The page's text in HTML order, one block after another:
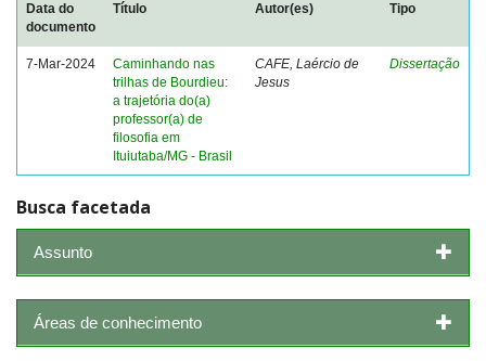
Data do
documento
Título Autor(es) Tipo
7-Mar-2024
Caminhando nas
trilhas de Bourdieu:
a trajetória do(a)
professor(a) de
filosofia em
Ituiutaba/MG - Brasil
CAFE, Laércio de
Jesus
Dissertação
Busca facetada
Assunto
Áreas de conhecimento